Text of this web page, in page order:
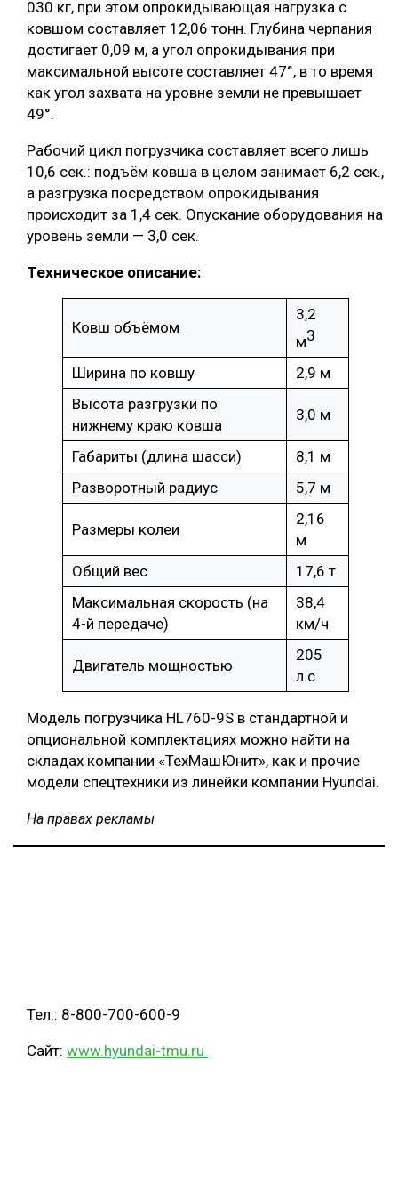
030 кг, при этом опрокидывающая нагрузка с
ковшом составляет 12,06 тонн. Глубина черпания
достигает 0,09 м, а угол опрокидывания при
максимальной высоте составляет 47°, в то время
как угол захвата на уровне земли не превышает
49°.
Рабочий цикл погрузчика составляет всего лишь
10,6 сек.: подъём ковша в целом занимает 6,2 сек.,
а разгрузка посредством опрокидывания
происходит за 1,4 сек. Опускание оборудования на
уровень земли — 3,0 сек.
Техническое описание:
Ковш объёмом
3,2
м3
Ширина по ковшу
2,9 м
Высота разгрузки по
нижнему краю ковша
3,0 м
Габариты (длина шасси)
8,1 м
Разворотный радиус
5,7 м
Размеры колеи
2,16
м
Общий вес
17,6 т
Максимальная скорость (на
4-й передаче)
38,4
км/ч
Двигатель мощностью
205
л.с.
Модель погрузчика HL760-9S в стандартной и
опциональной комплектациях можно найти на
складах компании «ТехМашЮнит», как и прочие
модели спецтехники из линейки компании Hyundai.
На правах рекламы
Тел.: 8-800-700-600-9
Сайт: www.hyundai-tmu.ru